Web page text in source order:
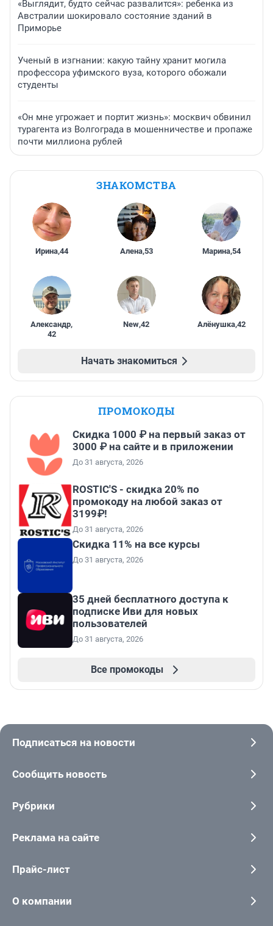
«Выглядит, будто сейчас развалится»: ребенка из
Австралии шокировало состояние зданий в
Приморье
Ученый в изгнании: какую тайну хранит могила
профессора уфимского вуза, которого обожали
студенты
«Он мне угрожает и портит жизнь»: москвич обвинил
турагента из Волгограда в мошенничестве и пропаже
почти миллиона рублей
ЗНАКОМСТВА
Ирина,44 Алена,53 Марина,54
Александр,
42
New,42 Алёнушка,42
Начать знакомиться
ПРОМОКОДЫ
Скидка 1000 ₽ на первый заказ от
3000 ₽ на сайте и в приложении
До 31 августа, 2026
ROSTIC'S - скидка 20% по
промокоду на любой заказ от
3199₽!
До 31 августа, 2026
Скидка 11% на все курсы
До 31 августа, 2026
35 дней бесплатного доступа к
подписке Иви для новых
пользователей
До 31 августа, 2026
Все промокоды
Подписаться на новости
Сообщить новость
Рубрики
Реклама на сайте
Прайс-лист
О компании